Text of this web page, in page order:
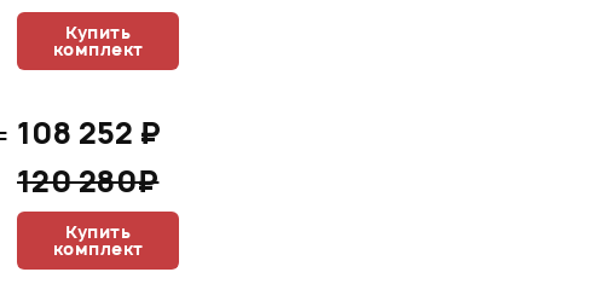
Купить
комплект
108 252 ₽
120 280₽
Купить
комплект